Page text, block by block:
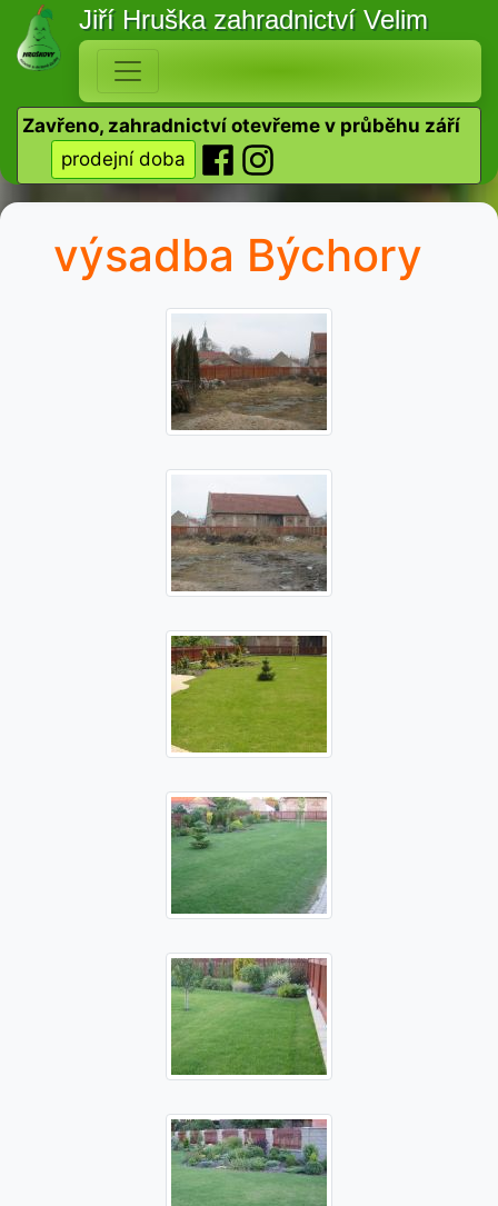
Jiří Hruška zahradnictví Velim
Zavřeno, zahradnictví otevřeme v průběhu září
prodejní doba
výsadba Býchory